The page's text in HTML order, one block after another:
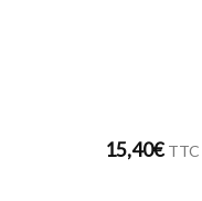
15,40€ TTC